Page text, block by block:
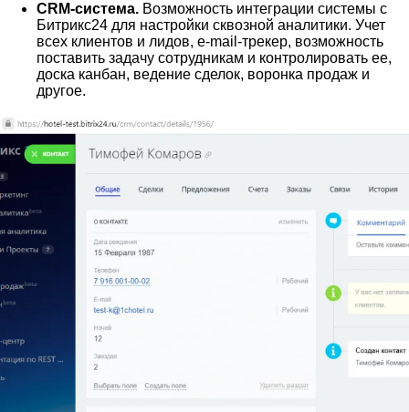
CRM-система. Возможность интеграции системы с
Битрикс24 для настройки сквозной аналитики. Учет
всех клиентов и лидов, e-mail-трекер, возможность
поставить задачу сотрудникам и контролировать ее,
доска канбан, ведение сделок, воронка продаж и
другое.